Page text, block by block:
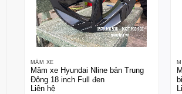
MÂM XE
Mâm xe Hyundai Nline bản Trung
Đông 18 inch Full đen
Liên hệ